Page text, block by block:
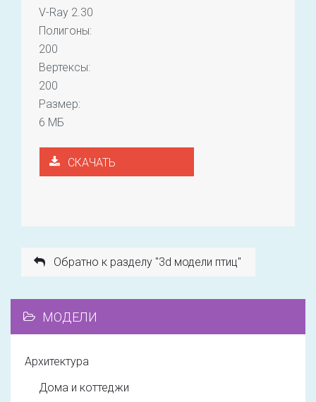
V-Ray 2.30
Полигоны:
200
Вертексы:
200
Размер:
6 МБ
СКАЧАТЬ
Обратно к разделу "3d модели птиц"
МОДЕЛИ
Архитектура
Дома и коттеджи